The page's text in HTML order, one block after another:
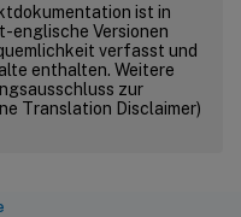
ist in
englische Versionen
verfasst und
enthalten. Weitere
zur
Translation Disclaimer)